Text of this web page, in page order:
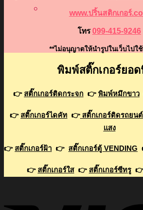
www.ปริ้นสติกเกอร์
โทร 099-415-9246
**ไม่อนุญาตให้นำรูปในเว็บไปใ
พิมพ์สติ๊กเกอร์ยอ
👉 สติ๊กเกอร์ติดกระจก 👉พิมพ์หมึกขาว
👉 สติ๊กเกอร์ไดคัท 👉สติ๊กเกอร์ติดรถยนต์
แสง
👉 สติ๊กเกอร์ฝ้า 👉 สติ๊กเกอร์ตู้ VENDING
👉 สติ๊กเกอร์ใส👉 สติ๊กเกอร์ซีทรู